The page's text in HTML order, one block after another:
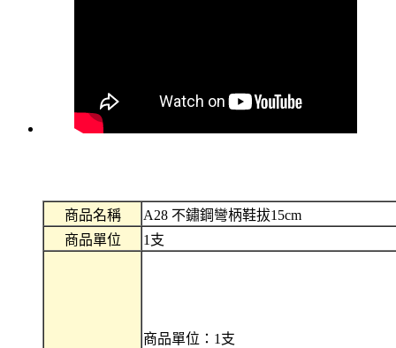
商品名稱
A28 不鏽鋼彎柄鞋拔15cm
商品單位
1支
商品單位：1支